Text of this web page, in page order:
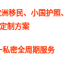
移民、小国护照、
制方案
私密全周期服务